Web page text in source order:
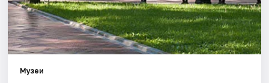
Музеи